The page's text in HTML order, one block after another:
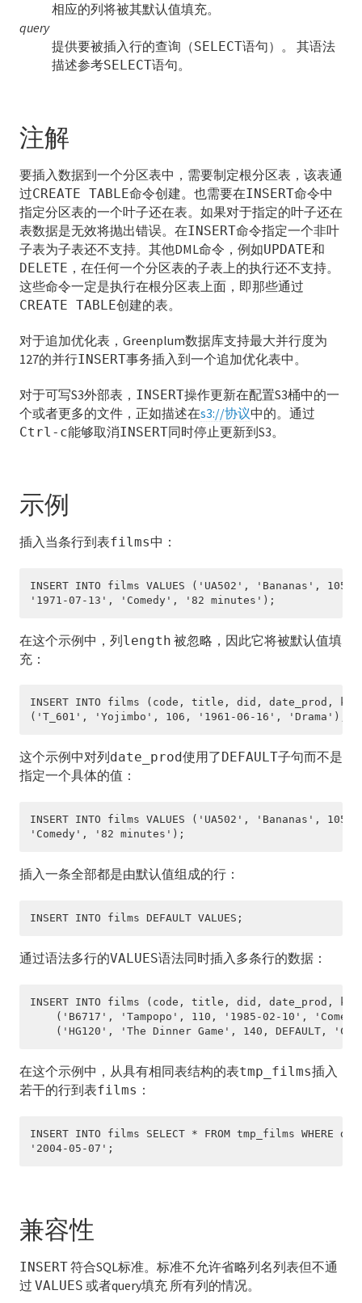
ALTER VIEW
ANALYZE
CLOSE
CLUSTER
COMMENT
COMMIT
COPY
CREATE CAST
CREATE CONVERSION
CREATE DATABASE
CREATE EXTENSION
CREATE EXTERNAL TABLE
CREATE GROUP
CREATE INDEX
CREATE OPERATOR
CREATE OPERATOR CLASS
CREATE OPERATOR FAMILY
CREATE PROTOCOL
CREATE RULE
CREATE SCHEMA
CREATE SEQUENCE
CREATE TABLE
CREATE TABLE AS
CREATE TABLESPACE
CREATE TYPE
DEALLOCATE
DECLARE
相应的列将被其默认值填充。
query
提供要被插入行的查询（SELECT语句）。 其语法
描述参考SELECT语句。
注解
要插入数据到一个分区表中，需要制定根分区表，该表通
过CREATE TABLE命令创建。也需要在INSERT命令中
指定分区表的一个叶子还在表。如果对于指定的叶子还在
表数据是无效将抛出错误。在INSERT命令指定一个非叶
子表为子表还不支持。其他DML命令，例如UPDATE和
DELETE ，在任何一个分区表的子表上的执行还不支持。
这些命令一定是执行在根分区表上面，即那些通过
CREATE TABLE创建的表。
对于追加优化表，Greenplum数据库支持最大并行度为
127的并行INSERT事务插入到一个追加优化表中。
对于可写S3外部表， INSERT操作更新在配置S3桶中的一
个或者更多的文件，正如描述在s3://协议中的。通过
Ctrl-c能够取消INSERT同时停止更新到S3。
示例
插入当条行到表films中：
INSERT INTO films VALUES ('UA502', 'Bananas', 105,
'1971-07-13', 'Comedy', '82 minutes');
在这个示例中，列length 被忽略，因此它将被默认值填
充：
INSERT INTO films (code, title, did, date_prod,
('T_601', 'Yojimbo', 106, '1961-06-16', 'Drama');
这个示例中对列date_prod使用了 DEFAULT子句而不是
指定一个具体的值：
INSERT INTO films VALUES ('UA502', 'Bananas', 105,
'Comedy', '82 minutes');
插入一条全部都是由默认值组成的行：
INSERT INTO films DEFAULT VALUES;
通过语法多行的VALUES语法同时插入多条行的数据：
INSERT INTO films (code, title, did, date_prod, kind)
('B6717', 'Tampopo', 110, '1985-02-10',
('HG120', 'The Dinner Game', 140, DEFAULT,
在这个示例中，从具有相同表结构的表tmp_films插入
若干的行到表films ：
INSERT INTO films SELECT * FROM tmp_films WHERE
'2004-05-07';
兼容性
INSERT符合SQL标准。标准不允许省略列名列表但不通
过 VALUES 或者query填充 所有列的情况。